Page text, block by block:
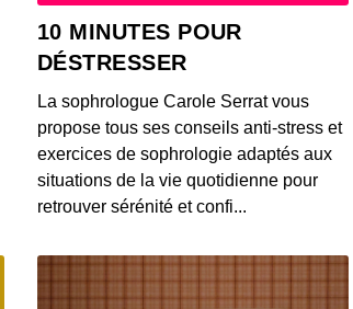
10 MINUTES POUR
DÉSTRESSER
La sophrologue Carole Serrat vous
propose tous ses conseils anti-stress et
exercices de sophrologie adaptés aux
situations de la vie quotidienne pour
retrouver sérénité et confi...